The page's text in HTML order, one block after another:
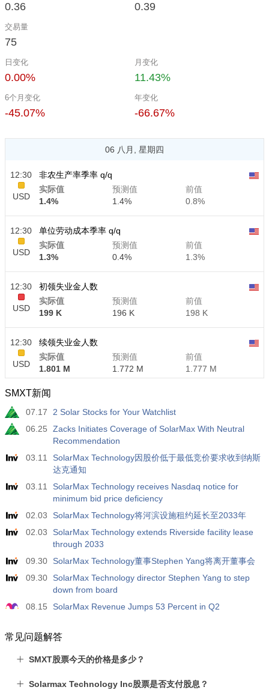
0.36 0.39
交易量
75
日变化
0.00%
月变化
11.43%
6个月变化
-45.07%
年变化
-66.67%
06 八月, 星期四
12:30
USD
非农生产率季率 q/q
实际值
1.4%
预测值
1.4%
前值
0.8%
12:30
USD
单位劳动成本季率 q/q
实际值
1.3%
预测值
0.4%
前值
1.3%
12:30
USD
初领失业金人数
实际值
199 K
预测值
196 K
前值
198 K
12:30
USD
续领失业金人数
实际值
1.801 M
预测值
1.772 M
前值
1.777 M
SMXT新闻
07.17
2 Solar Stocks for Your Watchlist
06.25
Zacks Initiates Coverage of SolarMax With Neutral
Recommendation
03.11
SolarMax Technology因股价低于最低竞价要求收到纳斯
达克通知
03.11
SolarMax Technology receives Nasdaq notice for
minimum bid price deficiency
02.03
SolarMax Technology将河滨设施租约延长至2033年
02.03
SolarMax Technology extends Riverside facility lease
through 2033
09.30
SolarMax Technology董事Stephen Yang将离开董事会
09.30
SolarMax Technology director Stephen Yang to step
down from board
08.15
SolarMax Revenue Jumps 53 Percent in Q2
常见问题解答
SMXT股票今天的价格是多少？
Solarmax Technology Inc股票是否支付股息？